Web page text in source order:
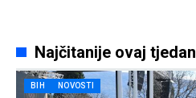
Najčitanije ovaj tjedan
BIH NOVOSTI